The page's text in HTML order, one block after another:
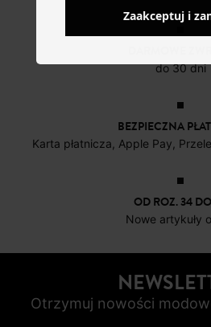
do 30 dni
BEZPIECZNA
Karta płatnicza, Apple Pay,
OD ROZ. 34
Nowe artykuły
Otrzymuj nowości
Zaakceptuj i